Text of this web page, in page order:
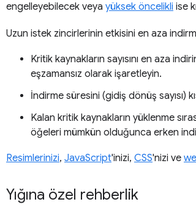
engelleyebilecek veya yüksek öncelikli ise
Uzun istek zincirlerinin etkisini en aza
Kritik kaynakların sayısını en aza
eşzamansız olarak işaretleyin.
İndirme süresini (gidiş dönüş sayısı)
Kalan kritik kaynakların yüklenme
öğeleri mümkün olduğunca erken
Resimlerinizi, JavaScript'inizi, CSS'nizi ve
Yığına özel rehberlik